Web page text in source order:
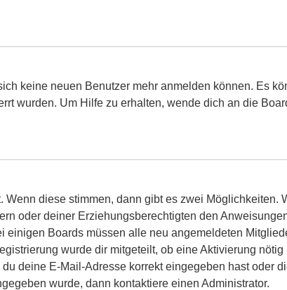
keine neuen Benutzer mehr anmelden können. Es
wurden. Um Hilfe zu erhalten, wende dich an die
diese stimmen, dann gibt es zwei Möglichkeiten.
oder deiner Erziehungsberechtigten den
Boards müssen alle neu angemeldeten
wurde dir mitgeteilt, ob eine Aktivierung nötig
deine E-Mail-Adresse korrekt eingegeben hast oder
wurde, dann kontaktiere einen Administrator.